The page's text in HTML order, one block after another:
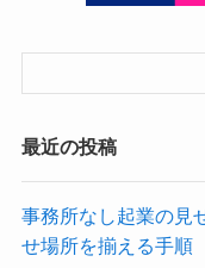
最近の投稿
事務所なし起業の見
せ場所を揃える手順